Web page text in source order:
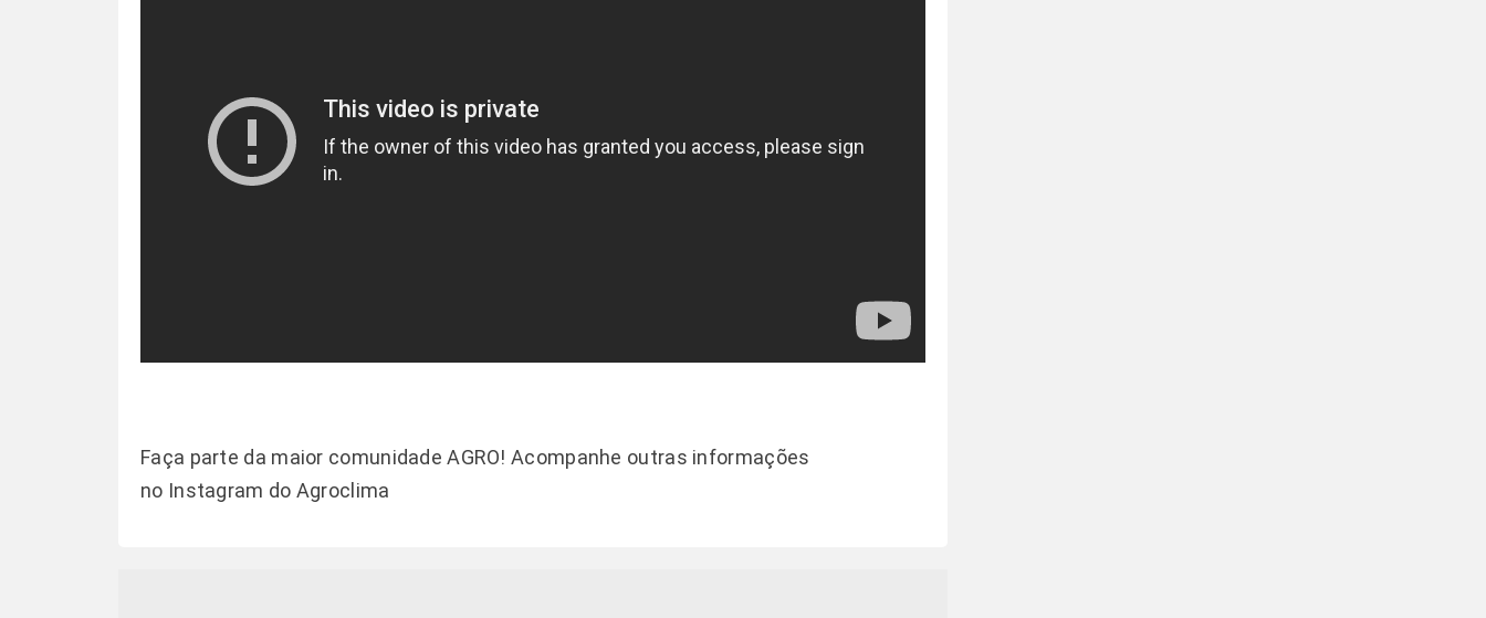
Faça parte da maior comunidade AGRO! Acompanhe outras informações
no Instagram do Agroclima